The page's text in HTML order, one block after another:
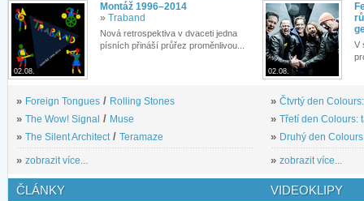
02.08.
Montáž 1996–2014
» Traband
Nová retrospektiva v dvaceti jedna
písních přináší průřez proměnlivou...
» Foreign Tongues / Rolling Stones
» The Wow! Signal / Muse
» The Silent Architect/ Teramaze
» zobrazit více...
02.08.
V
» Čtvrtý den
» Třetí den Colours:
» Druhý den
» zobrazit více...
ČLÁNKY VIDEOKLIPY